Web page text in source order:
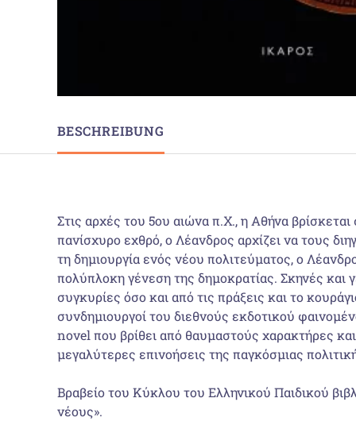
BESCHREIBUNG
Στις αρχές του 5ου αιώνα π.Χ., η Αθήνα
πανίσχυρο εχθρό, ο Λέανδρος αρχίζει να τους
τη δημιουργία ενός νέου πολιτεύματος, ο
πολύπλοκη γένεση της δημοκρατίας. Σκηνές και
συγκυρίες όσο και από τις πράξεις και το
συνδημιουργοί του διεθνούς εκδοτικού
novel που βρίθει από θαυμαστούς χαρακτήρες
μεγαλύτερες επινοήσεις της παγκόσμιας
Βραβείο του Κύκλου του Ελληνικού Παιδικού
νέους».